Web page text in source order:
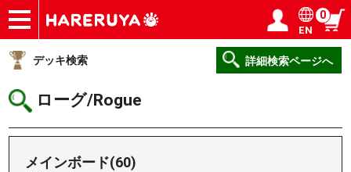
ショップ
買取
記事
デッキ検索
デッキ構築
選手一覧
店舗一覧
イベント
ヘルプ
お問い合わせ ログイン／会員登録
EN
0
デッキ検索 詳細検索ページへ
ローグ/Rogue
メインボード(60)